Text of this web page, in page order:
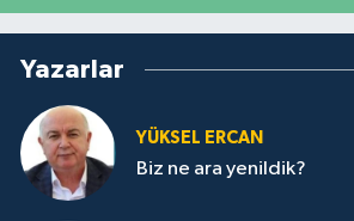
Yazarlar
YÜKSEL ERCAN
Biz ne ara yenildik?